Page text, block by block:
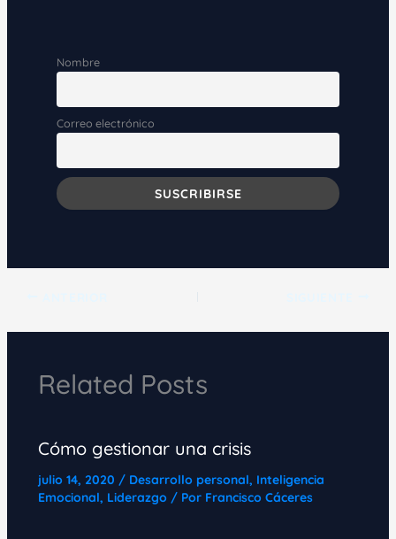
Nombre
Correo electrónico
Related Posts
Cómo gestionar una crisis
julio 14, 2020 / Desarrollo personal, Inteligencia
Emocional, Liderazgo/ Por Francisco Cáceres